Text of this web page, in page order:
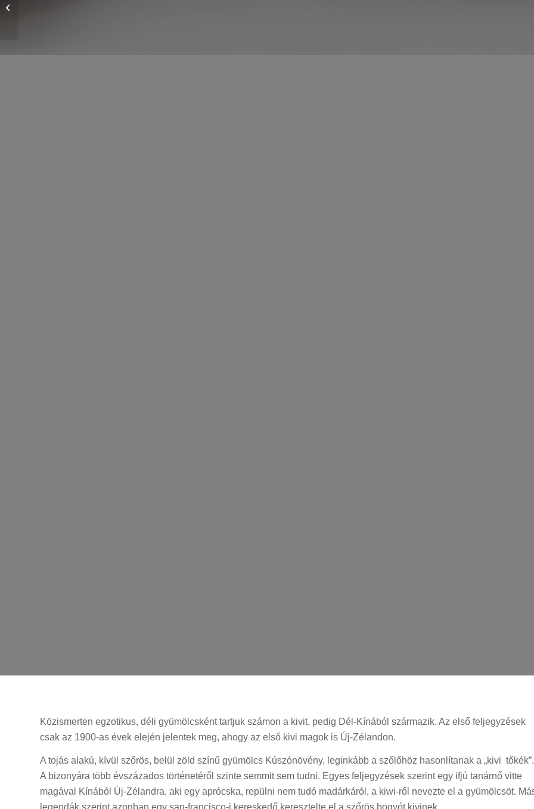
Közismerten egzotikus, déli gyümölcsként tartjuk számon a kivit, pedig Dél-Kínából származik. Az első feljegyzések
csak az 1900-as évek elején jelentek meg, ahogy az első kivi magok is Új-Zélandon.
A tojás alakú, kívül szőrös, belül zöld színű gyümölcs Kúszónövény, leginkább a szőlőhöz hasonlítanak a „kivi tőkék”.
A bizonyára több évszázados történetéről szinte semmit sem tudni. Egyes feljegyzések szerint egy ifjú tanárnő vitte
magával Kínából Új-Zélandra, aki egy aprócska, repülni nem tudó madárkáról, a kiwi-ről nevezte el a gyümölcsöt.